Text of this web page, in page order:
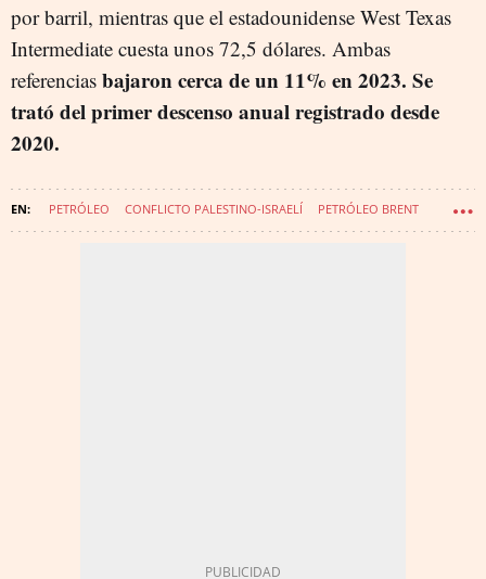
por barril, mientras que el estadounidense West Texas
Intermediate cuesta unos 72,5 dólares. Ambas
referencias bajaron cerca de un 11% en 2023. Se
trató del primer descenso anual registrado desde
2020.
PETRÓLEO CONFLICTO PALESTINO-ISRAELÍ PETRÓLEO BRENT